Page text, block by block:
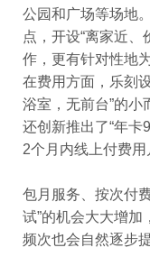
公园和广场等场地
点，开设“离家近、
作，更有针对性地
在费用方面，乐刻
浴室，无前台”的小
还创新推出了“年卡
2个月内线上付费用
包月服务、按次付
试”的机会大大增加
频次也会自然逐步提